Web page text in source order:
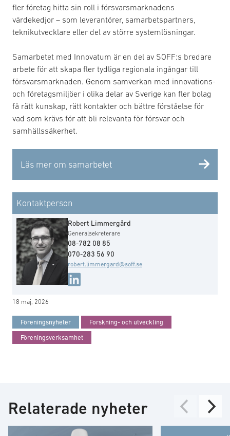
fler företag hitta sin roll i försvarsmarknadens
värdekedjor – som leverantörer, samarbetspartners,
teknikutvecklare eller del av större systemlösningar.
Samarbetet med Innovatum är en del av SOFF:s bredare
arbete för att skapa fler tydliga regionala ingångar till
försvarsmarknaden. Genom samverkan med innovations-
och företagsmiljöer i olika delar av Sverige kan fler bolag
få rätt kunskap, rätt kontakter och bättre förståelse för
vad som krävs för att bli relevanta för försvar och
samhällssäkerhet.
Läs mer om samarbetet
Kontaktperson
Robert Limmergård
Generalsekreterare
08-782 08 85
070-283 56 90
robert.limmergard@soff.se
18 maj, 2026
Föreningsnyheter Forskning- och utveckling
Föreningsverksamhet
Relaterade nyheter